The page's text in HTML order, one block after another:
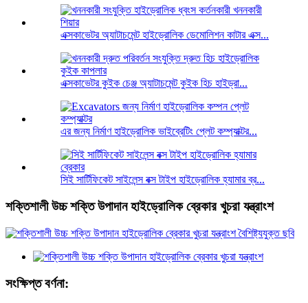
এক্সকাভেটর অ্যাটাচমেন্ট হাইড্রোলিক ডেমোলিশন কাটার এক্স...
এক্সকাভেটর কুইক চেঞ্জ অ্যাটাচমেন্ট কুইক হিচ হাইড্রা...
এর জন্য নির্মাণ হাইড্রোলিক ভাইব্রেটিং প্লেট কম্প্যাক্টর...
সিই সার্টিফিকেট সাইলেন্স বক্স টাইপ হাইড্রোলিক হ্যামার ব্র...
শক্তিশালী উচ্চ শক্তি উপাদান হাইড্রোলিক ব্রেকার খুচরা যন্ত্রাংশ
সংক্ষিপ্ত বর্ণনা: